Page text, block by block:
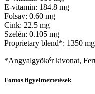
E-vitamin: 184.8 mg
Folsav: 0.60 mg
Cink: 22.5 mg
Szelén: 0.105 mg
Proprietary blend*: 1350 mg
*Angyalgyökér kivonat,
Fontos figyelmeztetések